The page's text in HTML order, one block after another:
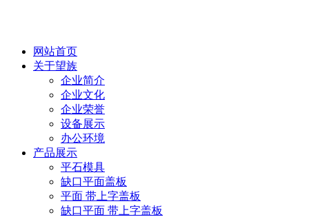
网站首页
关于望族
企业简介
企业文化
企业荣誉
设备展示
办公环境
产品展示
平石模具
缺口平面盖板
平面 带上字盖板
缺口平面 带上字盖板